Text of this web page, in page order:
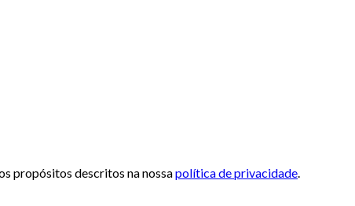
propósitos descritos na nossapolítica de privacidade.